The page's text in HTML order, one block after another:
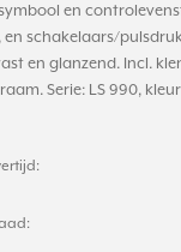
en
schakelaars/
en glanzend. Incl.
Serie: LS 990,